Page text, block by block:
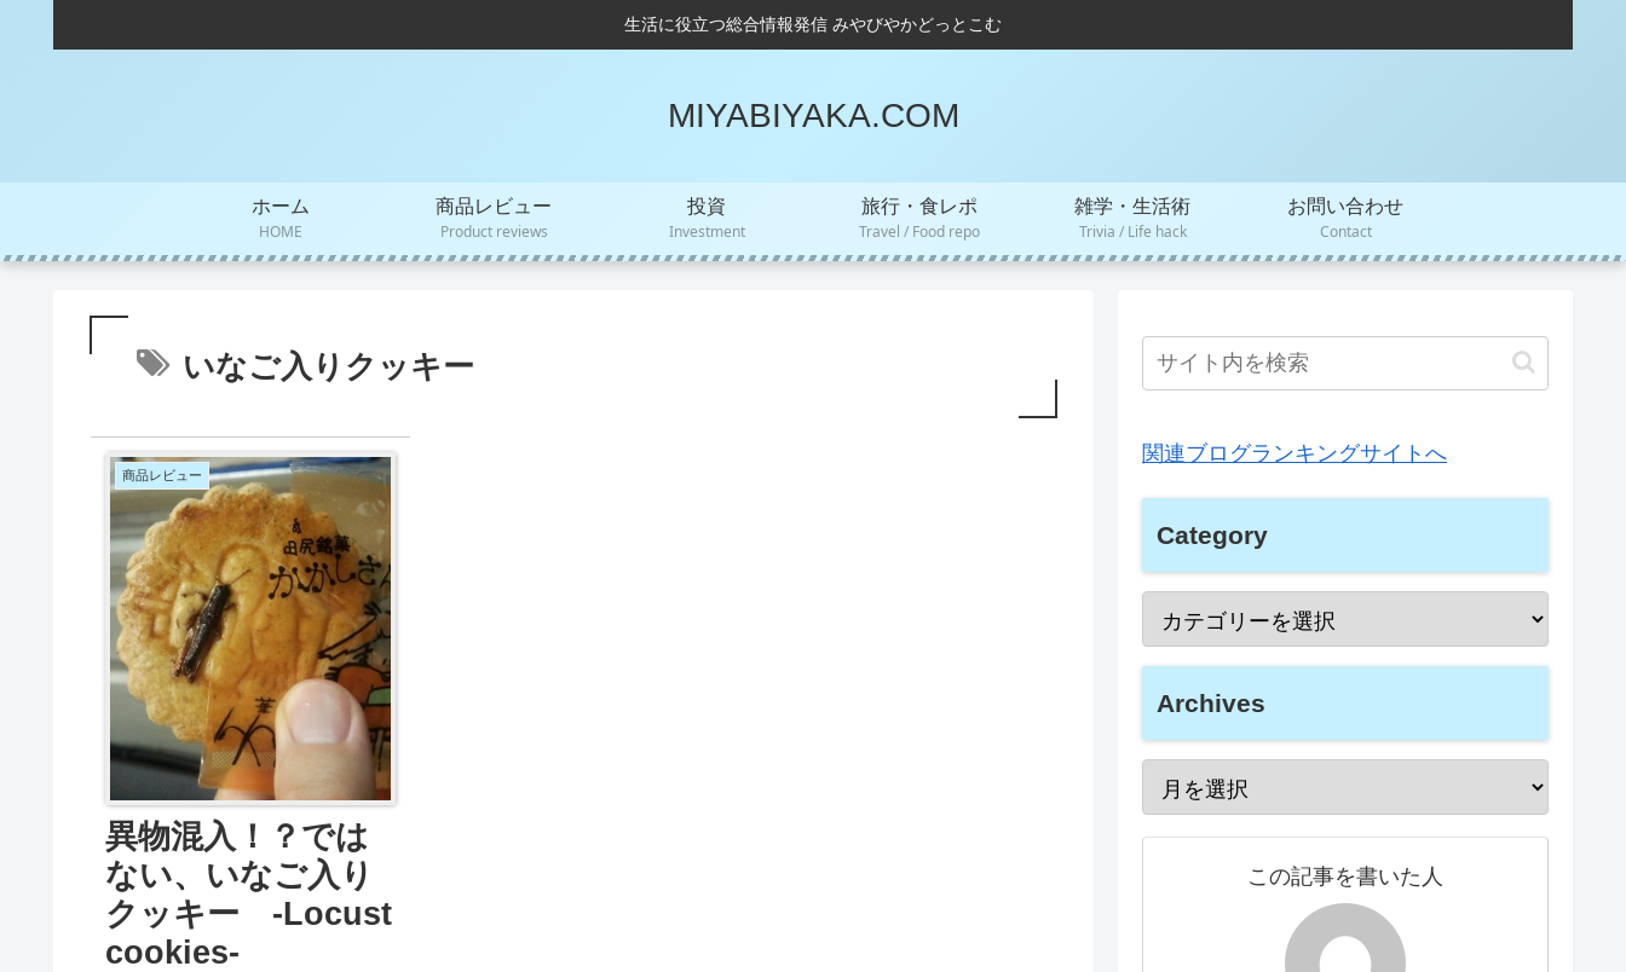
生活に役立つ総合情報発信 みやびやかどっとこむ
MIYABIYAKA.COM
ホーム
HOME
商品レビュー
Product reviews
投資
Investment
旅行・食レポ
Travel / Food repo
雑学・生活術
Trivia / Life hack
お問い合わせ
Contact
いなご入りクッキー
商品レビュー
異物混入！？では
ない、いなご入り
クッキー -Locust
cookies-
関連ブログランキングサイトへ
Category
Archives
この記事を書いた人